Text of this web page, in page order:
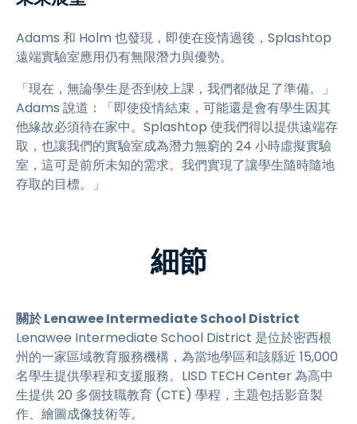
Adams 和 Holm 也發現，即使在疫情過後，Splashtop
遠端實驗室應用仍有無限潛力與優勢。
「現在，無論學生是否到校上課，我們都做足了準備。」
Adams 說道：「即使疫情結束，可能還是會有學生因其
他緣故必須待在家中。Splashtop 使我們得以提供遠端存
取，也讓我們的實驗室成為潛力無窮的 24 小時虛擬實驗
室，這可是前所未知的需求。我們實現了讓學生隨時隨地
存取的目標。」
細節
關於 Lenawee Intermediate School District
Lenawee Intermediate School District 是位於密西根
州的一家區域教育服務機構，為當地學區和該縣近 15,000
名學生提供學程和支援服務。LISD TECH Center 為高中
生提供 20 多個技職教育 (CTE) 學程，主題包括影音製
作、繪圖成像技術等。